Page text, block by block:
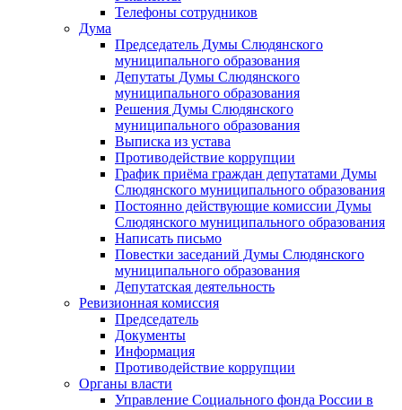
Телефоны сотрудников
Дума
Председатель Думы Слюдянского
муниципального образования
Депутаты Думы Слюдянского
муниципального образования
Решения Думы Слюдянского
муниципального образования
Выписка из устава
Противодействие коррупции
График приёма граждан депутатами Думы
Слюдянского муниципального образования
Постоянно действующие комиссии Думы
Слюдянского муниципального образования
Написать письмо
Повестки заседаний Думы Слюдянского
муниципального образования
Депутатская деятельность
Ревизионная комиссия
Председатель
Документы
Информация
Противодействие коррупции
Органы власти
Управление Социального фонда России в